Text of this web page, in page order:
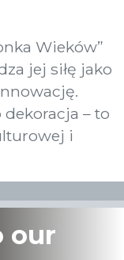
Wieków”
jej siłę jako
– to
i
our